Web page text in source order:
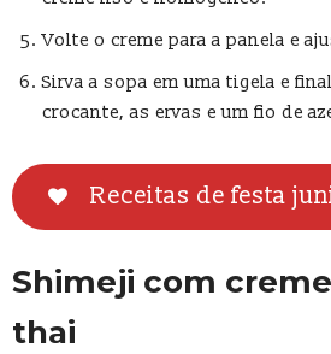
Volte o creme para a panela e
Sirva a sopa em uma tigela e
crocante, as ervas e um fio de
Receitas de festa
Shimeji com
thai